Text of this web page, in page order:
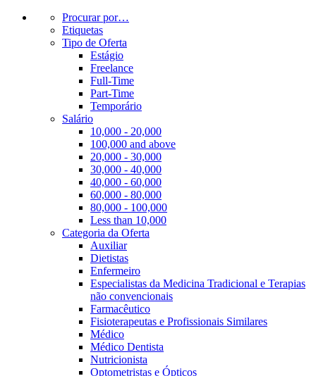
Procurar por…
Etiquetas
Tipo de Oferta
Estágio
Freelance
Full-Time
Part-Time
Temporário
Salário
10,000 - 20,000
100,000 and above
20,000 - 30,000
30,000 - 40,000
40,000 - 60,000
60,000 - 80,000
80,000 - 100,000
Less than 10,000
Categoria da Oferta
Auxiliar
Dietistas
Enfermeiro
Especialistas da Medicina Tradicional e Terapias
não convencionais
Farmacêutico
Fisioterapeutas e Profissionais Similares
Médico
Médico Dentista
Nutricionista
Optometristas e Ópticos